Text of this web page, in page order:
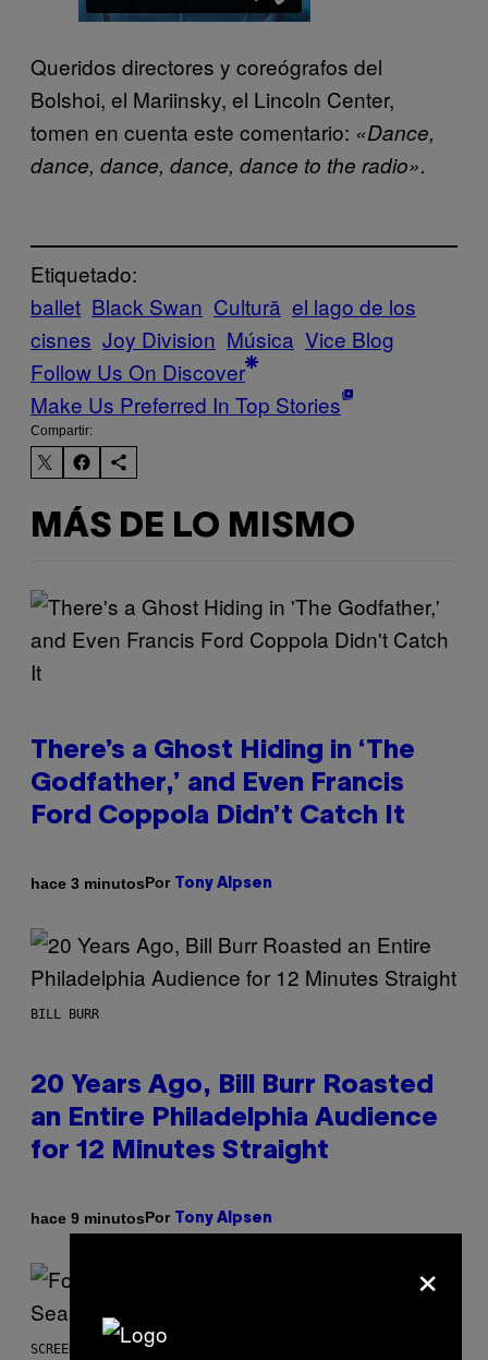
Queridos directores y coreógrafos del
Bolshoi, el Mariinsky, el Lincoln Center,
tomen en cuenta este comentario: «Dance,
dance, dance, dance, dance to the radio».
Etiquetado:
ballet Black Swan Cultură el lago de los
cisnes Joy Division Música Vice Blog
Follow Us On Discover
Make Us Preferred In Top Stories
Compartir:
MÁS DE LO MISMO
There’s a Ghost Hiding in ‘The
Godfather,’ and Even Francis
Ford Coppola Didn’t Catch It
hace 3 minutosPor Tony Alpsen
BILL BURR
20 Years Ago, Bill Burr Roasted
an Entire Philadelphia Audience
for 12 Minutes Straight
hace 9 minutosPor Tony Alpsen
SCREENSHOT: EPIC GAMES
×